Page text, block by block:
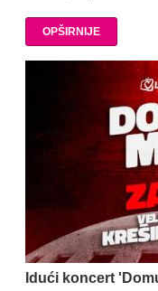
OPŠIRNIJE
Idući koncert